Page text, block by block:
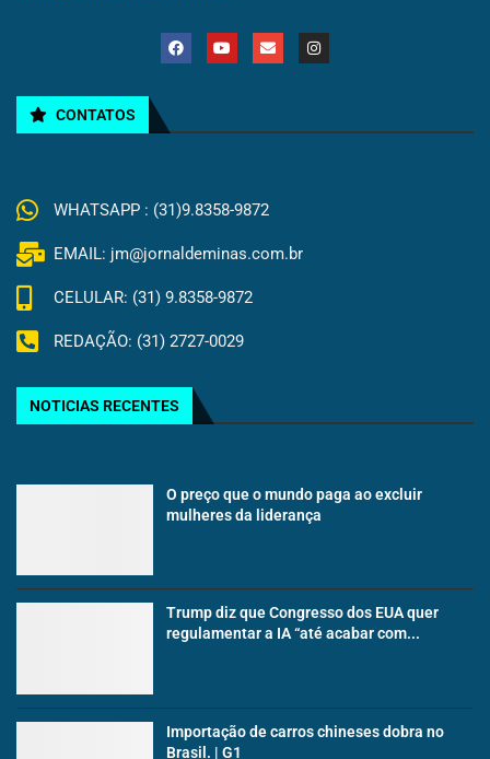
CONTATOS
WHATSAPP : (31)9.8358-9872
EMAIL: jm@jornaldeminas.com.br
CELULAR: (31) 9.8358-9872
REDAÇÃO: (31) 2727-0029
NOTICIAS RECENTES
O preço que o mundo paga ao excluir
mulheres da liderança
Trump diz que Congresso dos EUA quer
regulamentar a IA “até acabar com...
Importação de carros chineses dobra no
Brasil. | G1